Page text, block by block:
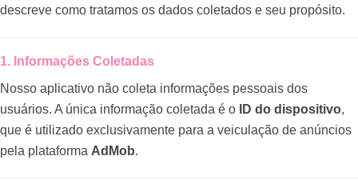
descreve como tratamos os dados coletados e seu propósito.
1. Informações Coletadas
Nosso aplicativo não coleta informações pessoais dos
usuários. A única informação coletada é o ID do dispositivo,
que é utilizado exclusivamente para a veiculação de anúncios
pela plataforma AdMob.